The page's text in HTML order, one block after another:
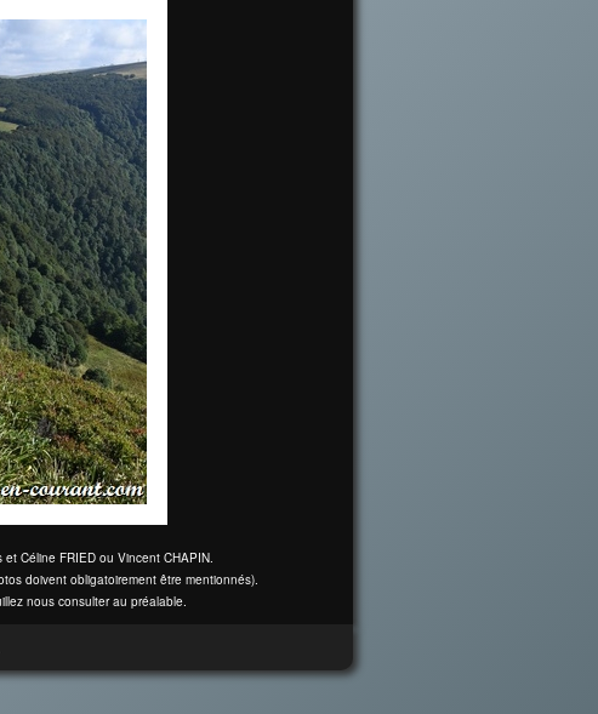
Céline FRIED ou Vincent CHAPIN.
doivent obligatoirement être mentionnés).
nous consulter au préalable.